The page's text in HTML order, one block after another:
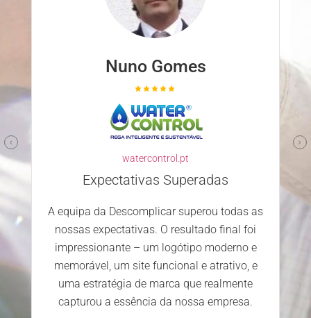
Nuno Gomes
watercontrol.pt
Expectativas Superadas
A equipa da Descomplicar superou todas as
nossas expectativas. O resultado final foi
impressionante – um logótipo moderno e
memorável, um site funcional e atrativo, e
uma estratégia de marca que realmente
capturou a essência da nossa empresa.